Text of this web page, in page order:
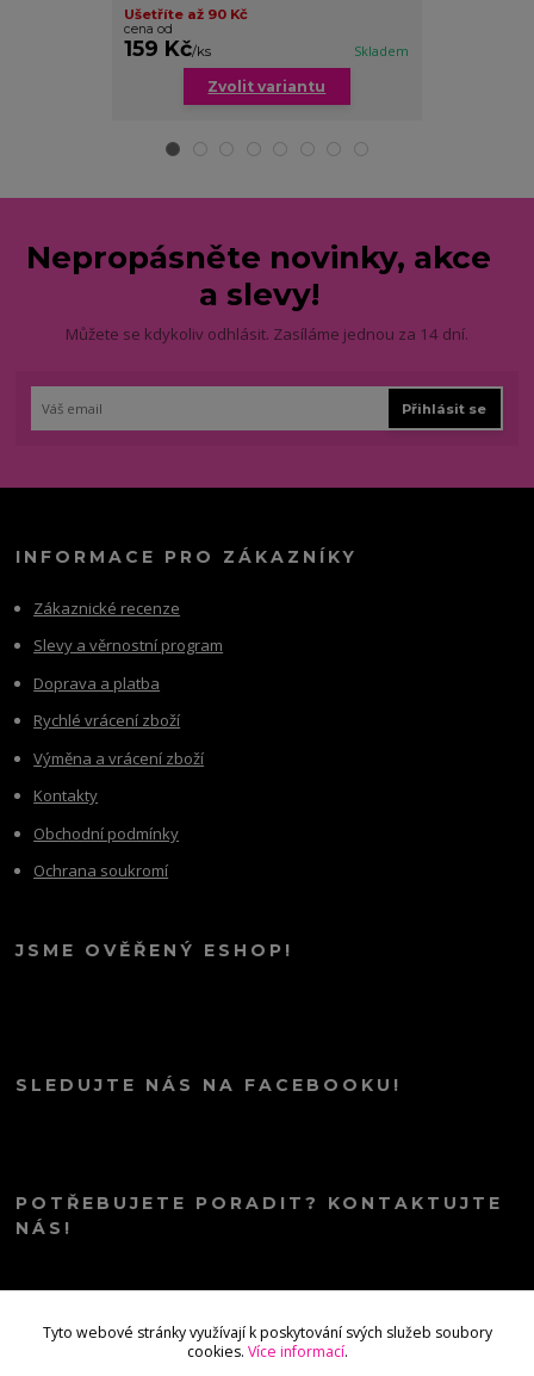
Ušetříte až 90 Kč
cena od
159 Kč/ks Skladem
Zvolit variantu
Nepropásněte novinky, akce
a slevy!
Můžete se kdykoliv odhlásit. Zasíláme jednou za 14 dní.
Přihlásit se
INFORMACE PRO ZÁKAZNÍKY
Zákaznické recenze
Slevy a věrnostní program
Doprava a platba
Rychlé vrácení zboží
Výměna a vrácení zboží
Kontakty
Obchodní podmínky
Ochrana soukromí
JSME OVĚŘENÝ ESHOP!
SLEDUJTE NÁS NA FACEBOOKU!
POTŘEBUJETE PORADIT? KONTAKTUJTE
NÁS!
Tyto webové stránky využívají k poskytování svých služeb soubory
cookies. Více informací.